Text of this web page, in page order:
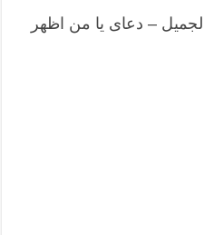
– دعای یا من اظهر